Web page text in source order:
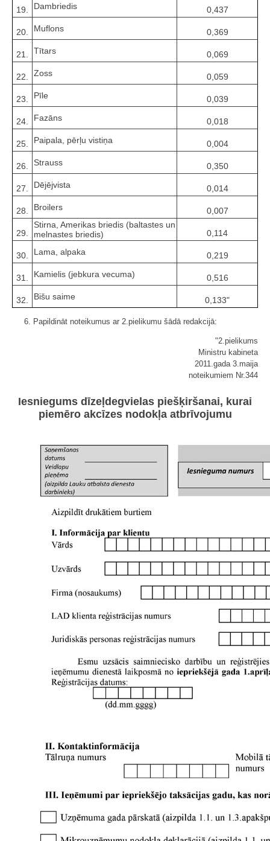
19. Dambriedis 0,437
20. Muflons 0,369
21. Tītars 0,069
22. Zoss 0,059
23. Pīle 0,039
24. Fazāns 0,018
25. Paipala, pērļu vistiņa 0,004
26. Strauss 0,350
27. Dējējvista 0,014
28. Broilers 0,007
29.
Stirna, Amerikas briedis (baltastes un
melnastes briedis)
0,114
30. Lama, alpaka 0,219
31. Kamielis (jebkura vecuma) 0,516
32. Bišu saime 0,133"
6. Papildināt noteikumus ar 2.pielikumu šādā redakcijā:
"2.pielikums
Ministru kabineta
2011.gada 3.maija
noteikumiem Nr.344
Iesniegums dīzeļdegvielas piešķiršanai, kurai
piemēro akcīzes nodokļa atbrīvojumu